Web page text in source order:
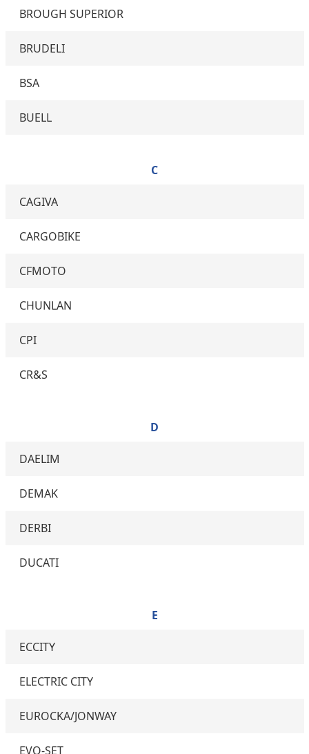
BROUGH SUPERIOR
BRUDELI
BSA
BUELL
C
CAGIVA
CARGOBIKE
CFMOTO
CHUNLAN
CPI
CR&S
D
DAELIM
DEMAK
DERBI
DUCATI
E
ECCITY
ELECTRIC CITY
EUROCKA/JONWAY
EVO-SET